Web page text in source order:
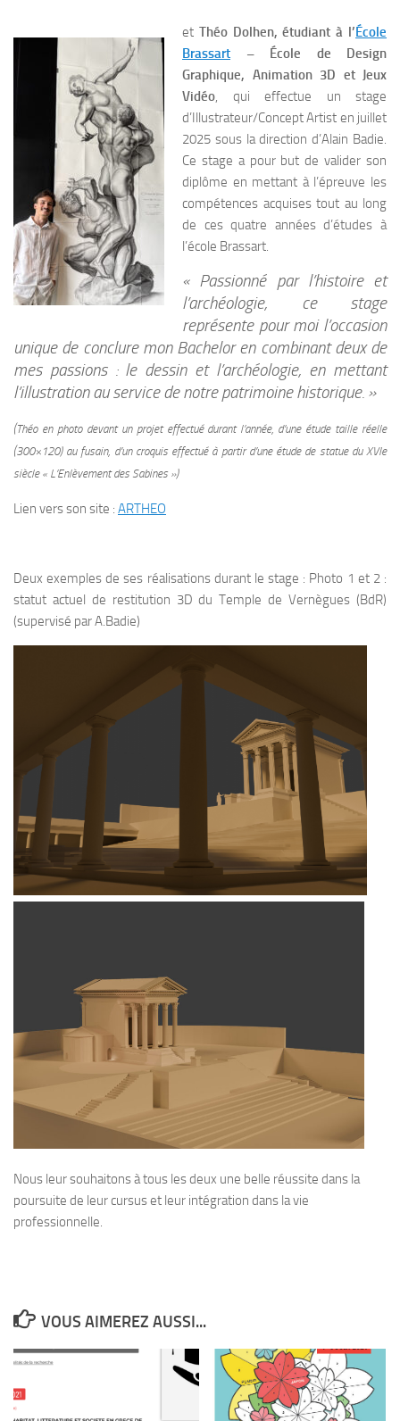
et Théo Dolhen, étudiant à l’École
Brassart – École de Design
Graphique, Animation 3D et Jeux
Vidéo, qui effectue un stage
d’Illustrateur/Concept Artist en juillet
2025 sous la direction d’Alain Badie.
Ce stage a pour but de valider son
diplôme en mettant à l’épreuve les
compétences acquises tout au long
de ces quatre années d’études à
l’école Brassart.
« Passionné par l’histoire et
l’archéologie, ce stage
représente pour moi l’occasion
unique de conclure mon Bachelor en combinant deux de
mes passions : le dessin et l’archéologie, en mettant
l’illustration au service de notre patrimoine historique. »
(Théo en photo devant un projet effectué durant l’année, d’une étude taille réelle
(300×120) au fusain, d’un croquis effectué à partir d’une étude de statue du XVIe
siècle « L’Enlèvement des Sabines »)
Lien vers son site : ARTHEO
Deux exemples de ses réalisations durant le stage : Photo 1 et 2 :
statut actuel de restitution 3D du Temple de Vernègues (BdR)
(supervisé par A.Badie)
Nous leur souhaitons à tous les deux une belle réussite dans la
poursuite de leur cursus et leur intégration dans la vie
professionnelle.
VOUS AIMEREZ AUSSI...